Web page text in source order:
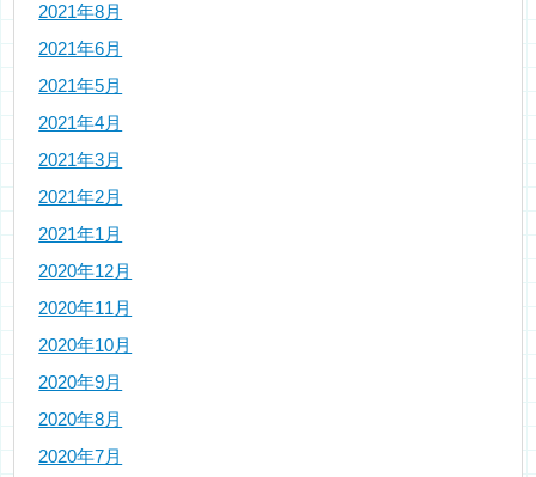
2021年8月
2021年6月
2021年5月
2021年4月
2021年3月
2021年2月
2021年1月
2020年12月
2020年11月
2020年10月
2020年9月
2020年8月
2020年7月